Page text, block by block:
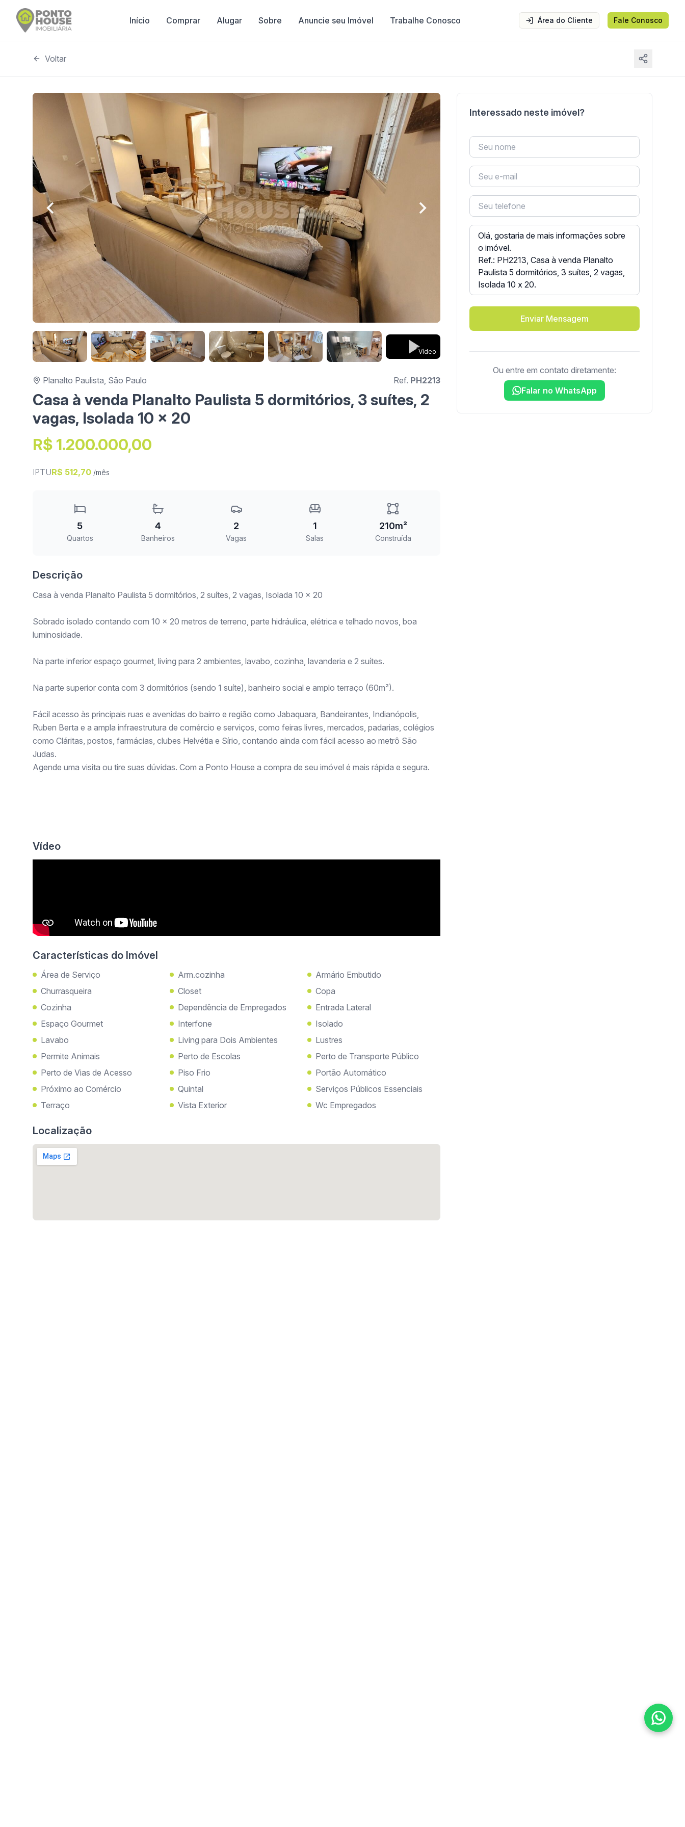
Início Comprar Alugar Sobre Anuncie seu Imóvel Trabalhe Conosco Área do Cliente Fale Conosco
Voltar
Vídeo
Planalto Paulista, São Paulo Ref. PH2213
Casa à venda Planalto Paulista 5 dormitórios, 3 suítes, 2
vagas, Isolada 10 x 20
R$ 1.200.000,00
IPTUR$ 512,70 /mês
5
Quartos
4
Banheiros
2
Vagas
1
Salas
210m²
Construída
Descrição
Casa à venda Planalto Paulista 5 dormitórios, 2 suítes, 2 vagas, Isolada 10 x 20
Sobrado isolado contando com 10 x 20 metros de terreno, parte hidráulica, elétrica e telhado novos, boa
luminosidade.
Na parte inferior espaço gourmet, living para 2 ambientes, lavabo, cozinha, lavanderia e 2 suítes.
Na parte superior conta com 3 dormitórios (sendo 1 suíte), banheiro social e amplo terraço (60m²).
Fácil acesso às principais ruas e avenidas do bairro e região como Jabaquara, Bandeirantes, Indianópolis,
Ruben Berta e a ampla infraestrutura de comércio e serviços, como feiras livres, mercados, padarias, colégios
como Cláritas, postos, farmácias, clubes Helvétia e Sírio, contando ainda com fácil acesso ao metrô São
Judas.
Agende uma visita ou tire suas dúvidas. Com a Ponto House a compra de seu imóvel é mais rápida e segura.
Vídeo
Características do Imóvel
Área de Serviço Arm.cozinha
Armário Embutido
Churrasqueira
Closet
Copa
Cozinha
Dependência de Empregados
Entrada Lateral
Espaço Gourmet
Interfone
Isolado
Lavabo
Living para Dois Ambientes
Lustres
Permite Animais
Perto de Escolas
Perto de Transporte Público
Perto de Vias de Acesso
Piso Frio
Portão Automático
Próximo ao Comércio
Quintal
Serviços Públicos Essenciais
Terraço
Vista Exterior Wc Empregados
Localização
Interessado neste imóvel?
Enviar Mensagem
Ou entre em contato diretamente:
Falar no WhatsApp